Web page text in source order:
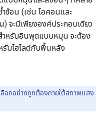
ซ้อน (เช่น ไอคอนและ
จะมีเพียงองค์ประกอบเดียว
หรับอินพุตแบบหมุน จะต้อง
บไฮไลต์กับพื้นหลัง
ลือกอย่างถูกต้องภายใต้สภาพแสง